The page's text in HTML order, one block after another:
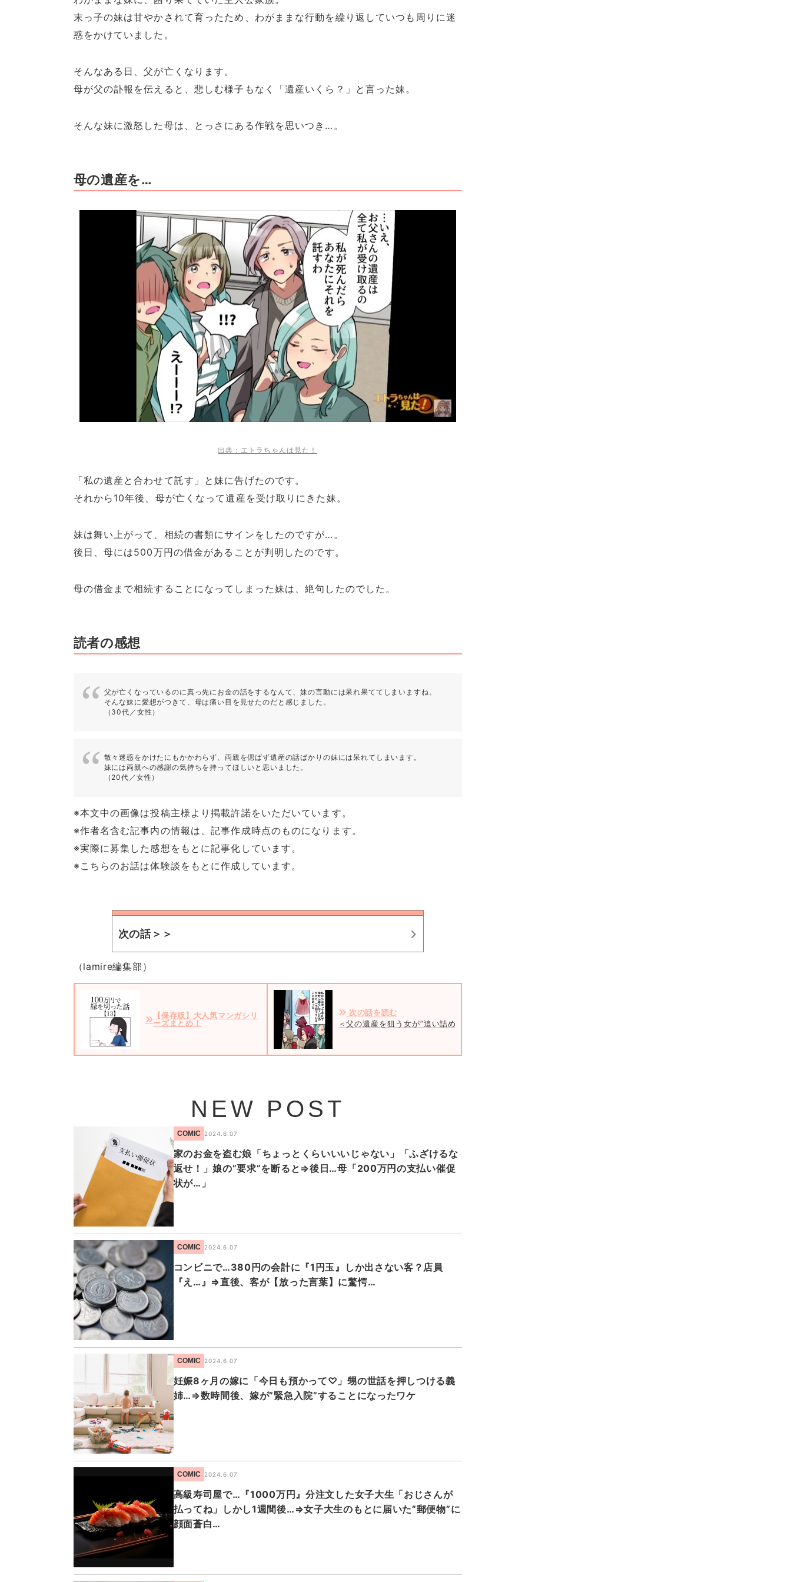
末っ子の妹は甘やかされて育ったため、わがままな行動を繰り返していつも周りに迷
惑をかけていました。
そんなある日、父が亡くなります。
母が父の訃報を伝えると、悲しむ様子もなく「遺産いくら？」と言った妹。
そんな妹に激怒した母は、とっさにある作戦を思いつき…。
母の遺産を…
出典：エトラちゃんは見た！
「私の遺産と合わせて託す」と妹に告げたのです。
それから10年後、母が亡くなって遺産を受け取りにきた妹。
妹は舞い上がって、相続の書類にサインをしたのですが…。
後日、母には500万円の借金があることが判明したのです。
母の借金まで相続することになってしまった妹は、絶句したのでした。
読者の感想
父が亡くなっているのに真っ先にお金の話をするなんて、妹の言動には呆れ果ててしまいますね。
そんな妹に愛想がつきて、母は痛い目を見せたのだと感じました。
（30代／女性）
散々迷惑をかけたにもかかわらず、両親を偲ばず遺産の話ばかりの妹には呆れてしまいます。
妹には両親への感謝の気持ちを持ってほしいと思いました。
（20代／女性）
※本文中の画像は投稿主様より掲載許諾をいただいています。
※作者名含む記事内の情報は、記事作成時点のものになります。
※実際に募集した感想をもとに記事化しています。
※こちらのお話は体験談をもとに作成しています。
次の話＞＞
（lamire編集部）
【保存版】大人気マンガシリ
ーズまとめ！
次の話を読む
＜父の遺産を狙う女が”追い詰められた”ワケ＞＃1
NEW POST
COMIC 2024.6.07
家のお金を盗む娘「ちょっとくらいいいじゃない」「ふざけるな
返せ！」娘の”要求”を断ると⇒後日…母「200万円の支払い催促
状が…」
COMIC 2024.6.07
コンビニで…380円の会計に『1円玉』しか出さない客？店員
『え…』⇒直後、客が【放った言葉】に驚愕…
COMIC 2024.6.07
妊娠8ヶ月の嫁に「今日も預かって♡」甥の世話を押しつける義
姉…⇒数時間後、嫁が”緊急入院”することになったワケ
COMIC 2024.6.07
高級寿司屋で…『1000万円』分注文した女子大生「おじさんが
払ってね」しかし1週間後…⇒女子大生のもとに届いた”郵便物”に
顔面蒼白…